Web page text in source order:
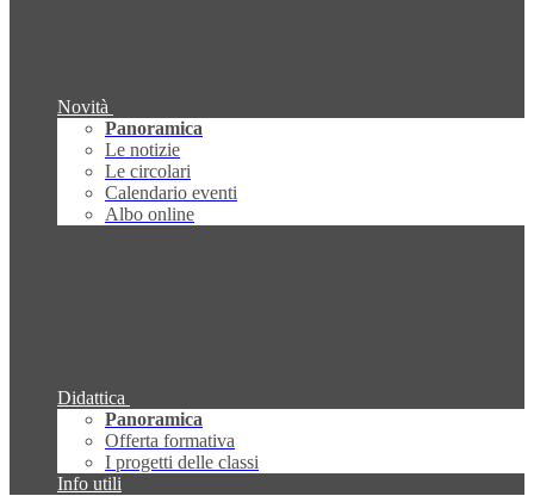
Novità
Panoramica
Le notizie
Le circolari
Calendario eventi
Albo online
Didattica
Panoramica
Offerta formativa
I progetti delle classi
Info utili